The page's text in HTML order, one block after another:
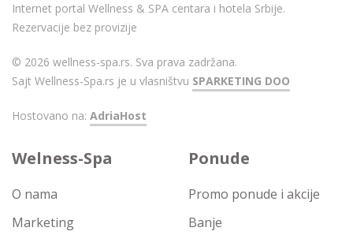
Internet portal Wellness & SPA centara i hotela Srbije.
Rezervacije bez provizije
© 2026 wellness-spa.rs. Sva prava zadržana.
Sajt Wellness-Spa.rs je u vlasništvu SPARKETING DOO
Hostovano na: AdriaHost
Welness-Spa
O nama
Marketing
Ponude
Promo ponude i akcije
Banje